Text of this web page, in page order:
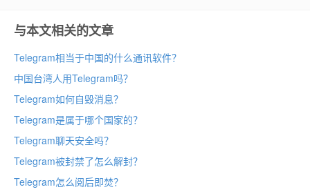
与本文相关的文章
Telegram相当于中国的什么通讯软件？
中国台湾人用Telegram吗？
Telegram如何自毁消息？
Telegram是属于哪个国家的？
Telegram聊天安全吗？
Telegram被封禁了怎么解封？
Telegram怎么阅后即焚？